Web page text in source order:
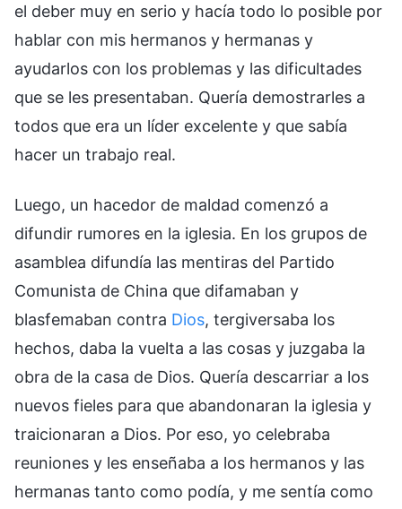
el deber muy en serio y hacía todo lo posible por
hablar con mis hermanos y hermanas y
ayudarlos con los problemas y las dificultades
que se les presentaban. Quería demostrarles a
todos que era un líder excelente y que sabía
hacer un trabajo real.
Luego, un hacedor de maldad comenzó a
difundir rumores en la iglesia. En los grupos de
asamblea difundía las mentiras del Partido
Comunista de China que difamaban y
blasfemaban contra Dios, tergiversaba los
hechos, daba la vuelta a las cosas y juzgaba la
obra de la casa de Dios. Quería descarriar a los
nuevos fieles para que abandonaran la iglesia y
traicionaran a Dios. Por eso, yo celebraba
reuniones y les enseñaba a los hermanos y las
hermanas tanto como podía, y me sentía como